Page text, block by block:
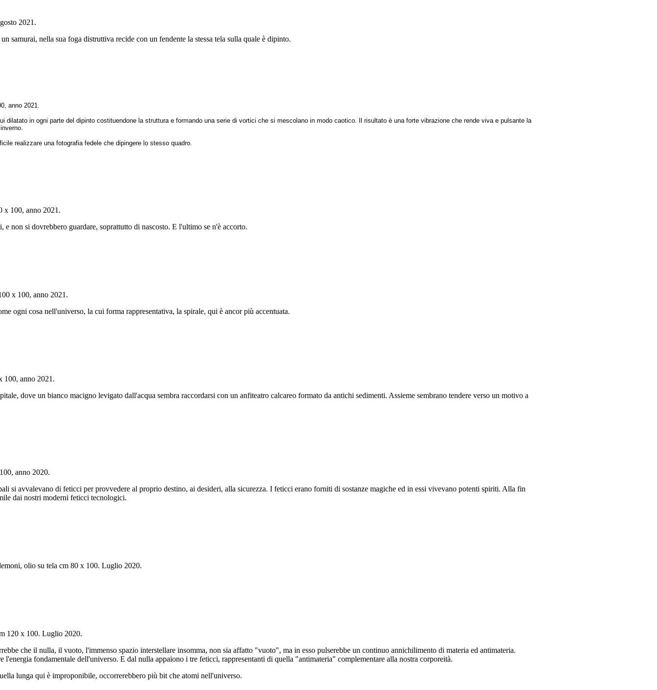
2021.
samurai, nella sua foga distruttiva recide con un fendente la stessa tela sulla quale è dipinto.
anno 2021.
dilatato in ogni parte del dipinto costituendone la struttura e formando una serie di vortici che si mescolano in modo caotico. Il risultato è una forte vibrazione che rende viva e pulsante la
realizzare una fotografia fedele che dipingere lo stesso quadro.
x 100, anno 2021.
non si dovrebbero guardare, soprattutto di nascosto. E l'ultimo se n'è accorto.
x 100, anno 2021.
ogni cosa nell'universo, la cui forma rappresentativa, la spirale, qui è ancor più accentuata.
100, anno 2021.
dove un bianco macigno levigato dall'acqua sembra raccordarsi con un anfiteatro calcareo formato da antichi sedimenti. Assieme sembrano tendere verso un motivo a
anno 2020.
si avvalevano di feticci per provvedere al proprio destino, ai desideri, alla sicurezza. I feticci erano forniti di sostanze magiche ed in essi vivevano potenti spiriti. Alla fin
dai nostri moderni feticci tecnologici.
olio su tela cm 80 x 100. Luglio 2020.
120 x 100. Luglio 2020.
che il nulla, il vuoto, l'immenso spazio interstellare insomma, non sia affatto "vuoto", ma in esso pulserebbe un continuo annichilimento di materia ed antimateria.
l'energia fondamentale dell'universo. E dal nulla appaiono i tre feticci, rappresentanti di quella "antimateria" complementare alla nostra corporeità.
lunga qui è improponibile, occorrerebbero più bit che atomi nell'universo.